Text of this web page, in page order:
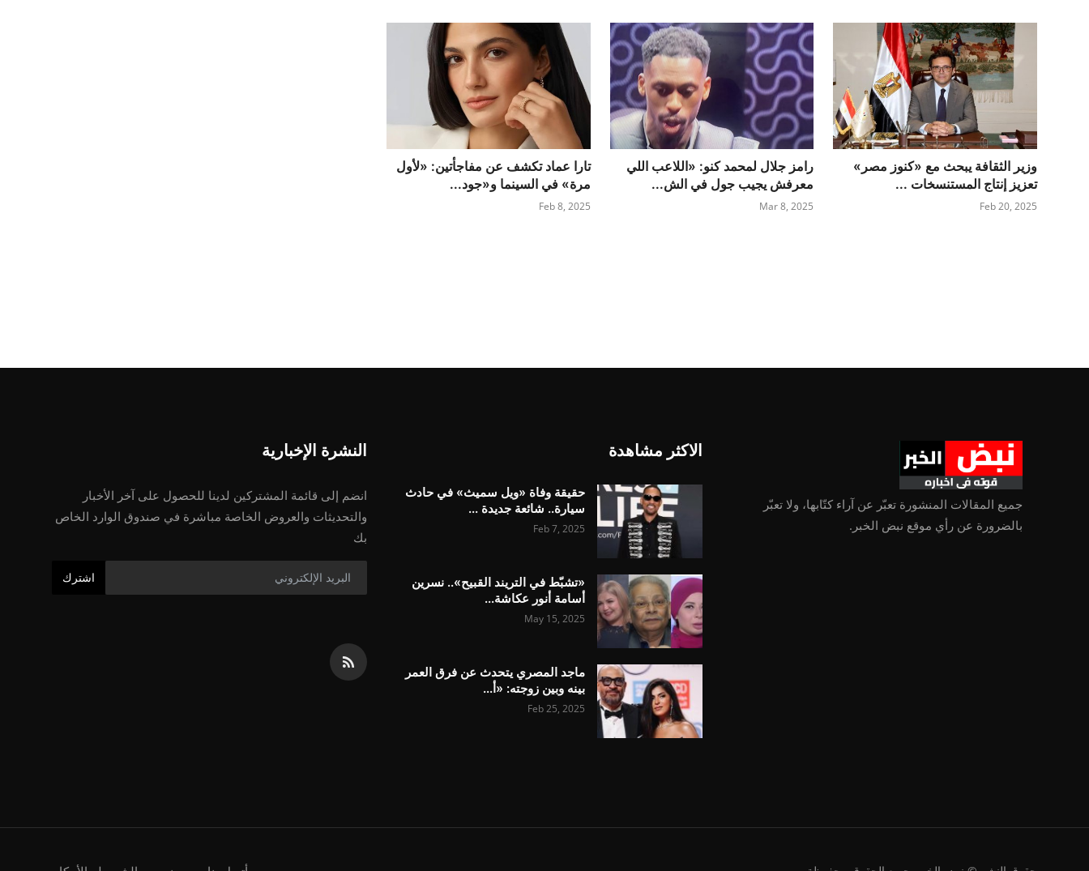
وزير الثقافة يبحث مع «كنوز مصر»
تعزيز إنتاج المستنسخات ...
Feb 20, 2025
رامز جلال لمحمد كنو: «اللاعب اللي
معرفش يجيب جول في الش...
Mar 8, 2025
تارا عماد تكشف عن مفاجأتين: «لأول
مرة» في السينما و«جود...
Feb 8, 2025
جميع المقالات المنشورة تعبّر عن آراء كتّابها، ولا تعبّر
بالضرورة عن رأي موقع نبض الخبر.
الاكثر مشاهدة
حقيقة وفاة «ويل سميث» في حادث
سيارة.. شائعة جديدة ...
Feb 7, 2025
«تشبّط في التريند القبيح».. نسرين
أسامة أنور عكاشة...
May 15, 2025
ماجد المصري يتحدث عن فرق العمر
بينه وبين زوجته: «أ...
Feb 25, 2025
النشرة الإخبارية
انضم إلى قائمة المشتركين لدينا للحصول على آخر الأخبار
والتحديثات والعروض الخاصة مباشرة في صندوق الوارد الخاص
بك
اشترك